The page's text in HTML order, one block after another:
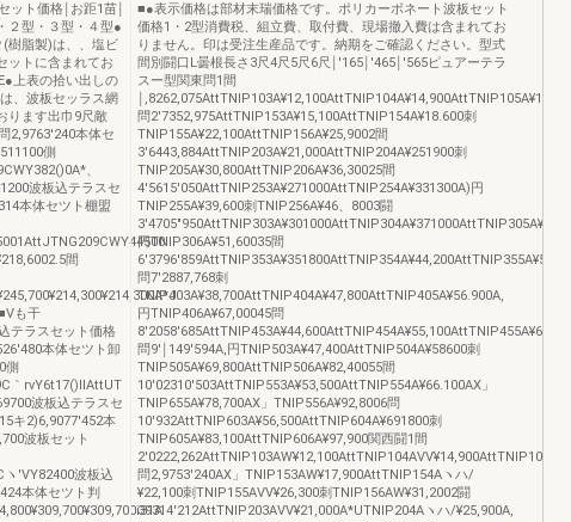
ト価格￨お距1苗￨
２型・３型・４型●
樹脂製)は、、塩ビ
ットに含まれてお
上表の拾い出しの
、波板セッラス網
ります出巾9尺敵
2,9763′240本体セ
側
、
波板込テラスセ
本体セツト棚盟
間
も干
テラスセット価格
本体セツト卸
側
｀rvY6t17()llAttUT
波板込テラスセ
キ2)6,9077′452本
波板セット
′VY82400波板込
本体セツト判
■●表示価格は部材末瑞価格です。ポリカーボネート波板セット
価格1・2型消費税、組立費、取付費、現場撤入費は含まれてお
りません。印は受注生産品です。納期をご確認ください。型式
間別闘口L曇根長さ3尺4尺5尺6尺￨′165￨′465￨′565ピュアーテラ
スー型関東問1間
￨
問2′7352,975AttTNlP153A¥15,100AttTNlP154A¥18.600刺
TNlP155A¥22,100AttTNlP156A¥25,9002間
3′6443,884AttTNlP203A¥21,000AttTNlP204A¥251900刺
TNlP205A¥30,800AttTNlP206A¥36,30025間
4′5615′050AttTNlP253A¥271000AttTNlP254A¥331300A)円
TNlP255A¥39,600刺TNlP256A¥46、8003闘
円TNlP306A¥51,60035間
問7′2887,768刺
TNlP403A¥38,700AttTNlP404A¥47,800AttTNlP405A¥56.900A,
円TNlP406A¥67,00045問
問9′￨149′594A,円TNlP503A¥47,400AttTNlP504A¥58600刺
TNlP505A¥69,800AttTNlP506A¥82,40055間
10′02310′503AttTNlP553A¥53,500AttTNlP554A¥66.100AX」
TNlP655A¥78,700AX」TNlP556A¥92,8006問
10′932AttTNlP603A¥56,500AttTNlP604A¥691800刺
TNlP605A¥83,100AttTNlP606A¥97,900関西闘1間
問2,9753′240AX」TNlP153AW¥17,900AttTNlP154Aヽハ/
¥22,100刺TNlP155AVV¥26,300刺TNlP156AW¥31,2002闘
39314′212AttTNlP203AVV¥21,000A*UTNlP204Aヽハ/¥25,900A,